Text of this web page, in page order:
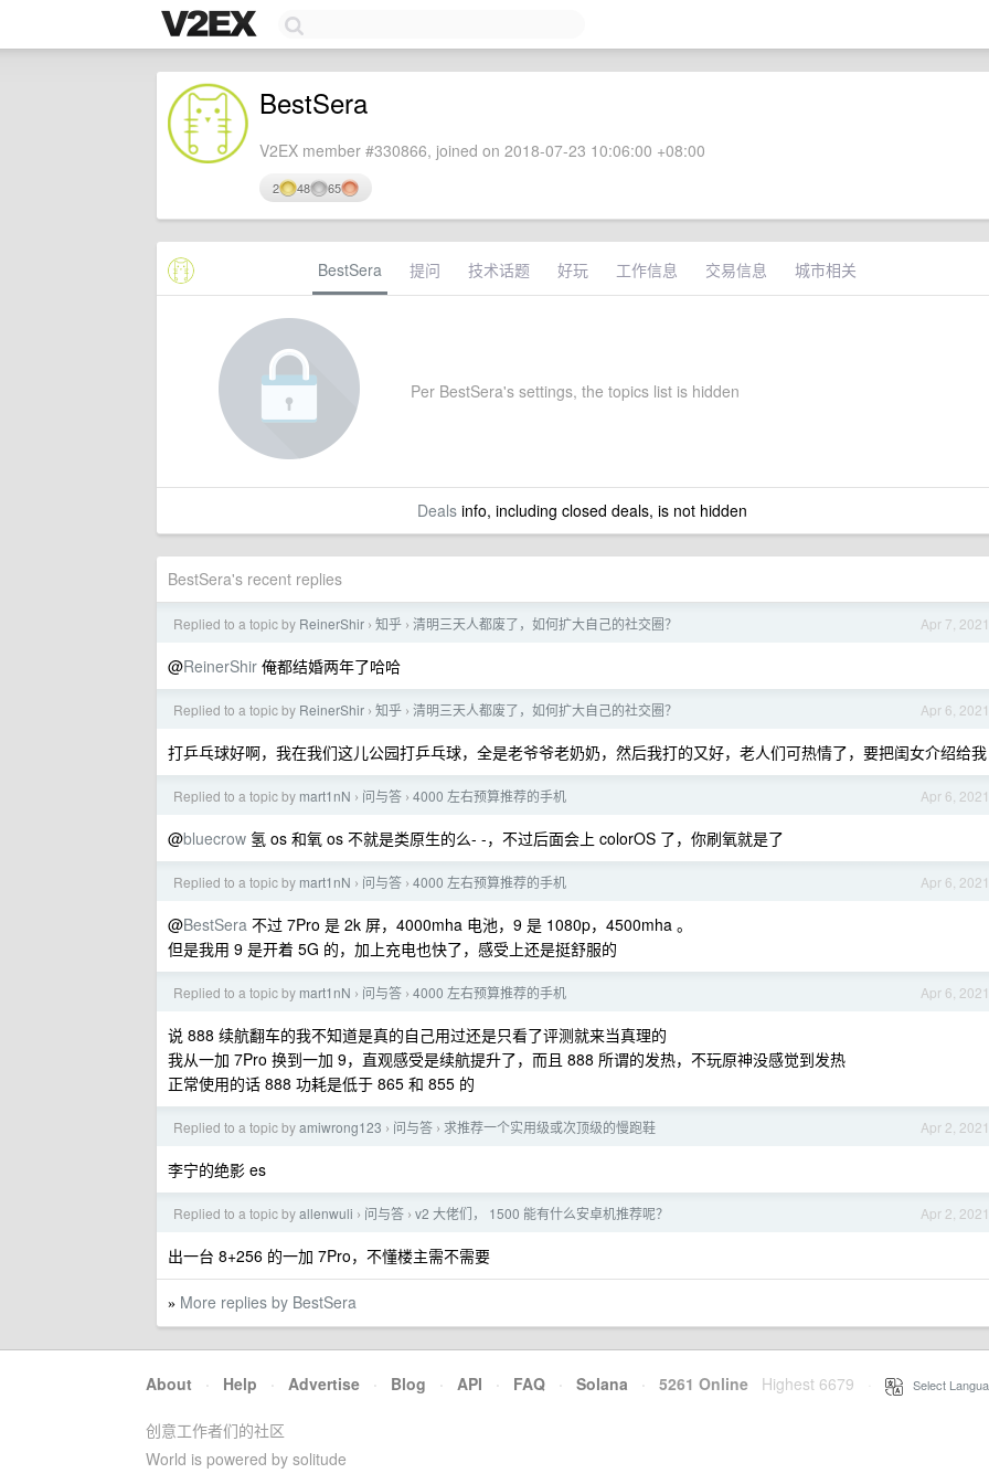
BestSera
V2EX member #330866, joined on 2018-07-23 10:06:00 +08:00
2 48 65
BestSera 提问 技术话题 好玩 工作信息 交易信息 城市相关
Per BestSera's settings, the topics list is hidden
Dealsinfo, including closed deals, is not hidden
BestSera's recent replies
Apr 7, 2021
Replied to a topic by ReinerShir › 知乎 › 清明三天人都废了，如何扩大自己的社交圈？
@ReinerShir 俺都结婚两年了哈哈
Apr 6, 2021
Replied to a topic by ReinerShir › 知乎 › 清明三天人都废了，如何扩大自己的社交圈？
打乒乓球好啊，我在我们这儿公园打乒乓球，全是老爷爷老奶奶，然后我打的又好，老人们可热情了，要把闺女介绍给我
Apr 6, 2021
Replied to a topic by mart1nN › 问与答 › 4000 左右预算推荐的手机
@bluecrow 氢 os 和氧 os 不就是类原生的么- -，不过后面会上 colorOS 了，你刷氧就是了
Apr 6, 2021
Replied to a topic by mart1nN › 问与答 › 4000 左右预算推荐的手机
@BestSera 不过 7Pro 是 2k 屏，4000mha 电池，9 是 1080p，4500mha 。
但是我用 9 是开着 5G 的，加上充电也快了，感受上还是挺舒服的
Apr 6, 2021
Replied to a topic by mart1nN › 问与答 › 4000 左右预算推荐的手机
说 888 续航翻车的我不知道是真的自己用过还是只看了评测就来当真理的
我从一加 7Pro 换到一加 9，直观感受是续航提升了，而且 888 所谓的发热，不玩原神没感觉到发热
正常使用的话 888 功耗是低于 865 和 855 的
Apr 2, 2021
Replied to a topic byamiwrong123 › 问与答 › 求推荐一个实用级或次顶级的慢跑鞋
李宁的绝影 es
Apr 2, 2021
Replied to a topic byallenwuli › 问与答 › v2 大佬们， 1500 能有什么安卓机推荐呢？
出一台 8+256 的一加 7Pro，不懂楼主需不需要
» More replies by BestSera
About · Help · Advertise · Blog · API · FAQ · Solana · 5261 Online Highest 6679 Select
创意工作者们的社区
World is powered by solitude